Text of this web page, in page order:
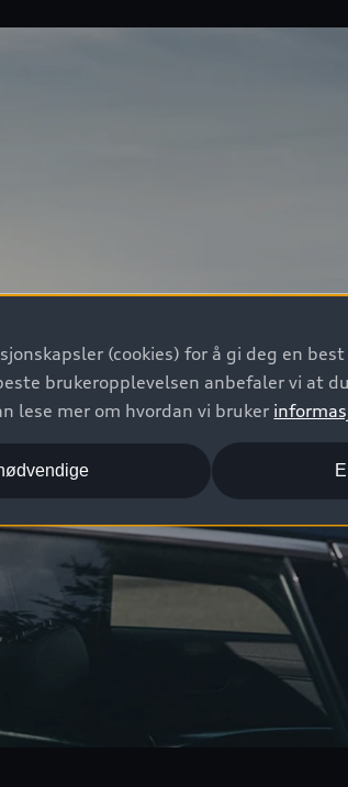
(cookies) for å gi deg en
brukeropplevelsen anbefaler vi at
lese mer om hvordan vi bruker